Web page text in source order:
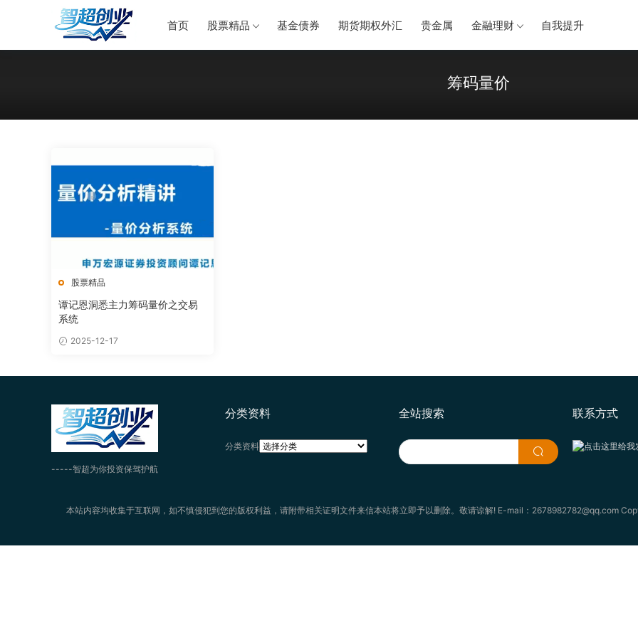
首页 股票精品 基金债券 期货期权外汇 贵金属 金融理财 自我提升
筹码量价
股票精品
谭记恩洞悉主力筹码量价之交易
系统
2025-12-17
-----智超为你投资保驾护航
分类资料
分类资料
全站搜索 联系方式
本站内容均收集于互联网，如不慎侵犯到您的版权利益，请附带相关证明文件来信本站将立即予以删除。敬请谅解! E-mail：2678982782@qq.com